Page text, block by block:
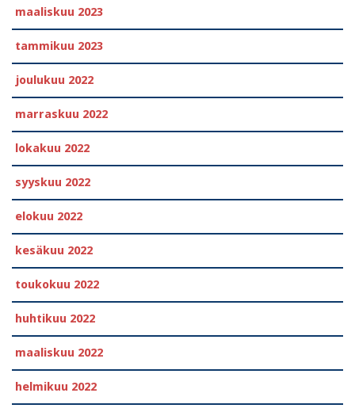
maaliskuu 2023
tammikuu 2023
joulukuu 2022
marraskuu 2022
lokakuu 2022
syyskuu 2022
elokuu 2022
kesäkuu 2022
toukokuu 2022
huhtikuu 2022
maaliskuu 2022
helmikuu 2022